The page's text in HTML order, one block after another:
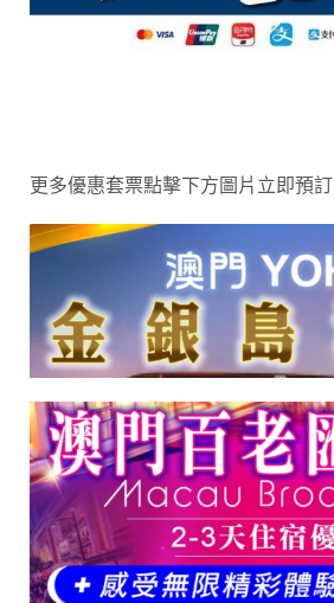
更多優惠套票點擊下方圖片立即預訂